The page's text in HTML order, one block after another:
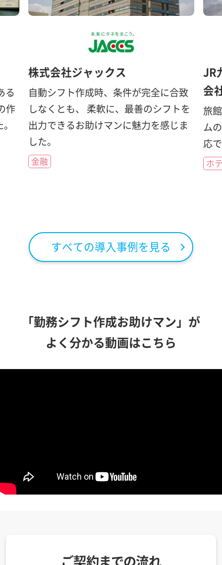
る
作
株式会社ジャックス
自動シフト作成時、条件が完全に合致
しなくとも、 柔軟に、最善のシフトを
出力できるお助けマンに魅力を感じま
した。
金融
JR
会
旅
ム
応
ホ
すべての導入事例を見る
「勤務シフト作成お助けマン」が
よく分かる動画はこちら
ご契約までの流れ